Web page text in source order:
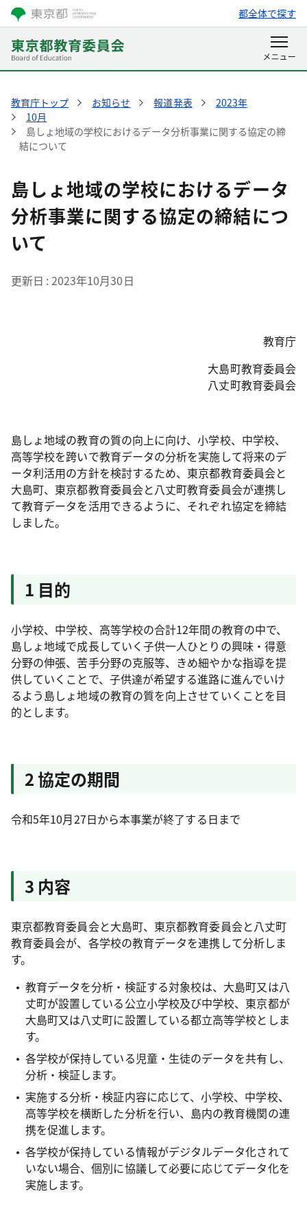
都全体で探す
教育庁トップ お知らせ 報道発表
2023年
10月
島しょ地域の学校におけるデータ分析事業に関する協定の締
結について
島しょ地域の学校におけるデータ
分析事業に関する協定の締結につ
いて
更新日 2023年10月30日
教育庁
大島町教育委員会
八丈町教育委員会
島しょ地域の教育の質の向上に向け、小学校、中学校、
高等学校を跨いで教育データの分析を実施して将来のデ
ータ利活用の方針を検討するため、東京都教育委員会と
大島町、東京都教育委員会と八丈町教育委員会が連携し
て教育データを活用できるように、それぞれ協定を締結
しました。
1 目的
小学校、中学校、高等学校の合計12年間の教育の中で、
島しょ地域で成長していく子供一人ひとりの興味・得意
分野の伸張、苦手分野の克服等、きめ細やかな指導を提
供していくことで、子供達が希望する進路に進んでいけ
るよう島しょ地域の教育の質を向上させていくことを目
的とします。
2 協定の期間
令和5年10月27日から本事業が終了する日まで
3 内容
東京都教育委員会と大島町、東京都教育委員会と八丈町
教育委員会が、各学校の教育データを連携して分析しま
す。
教育データを分析・検証する対象校は、大島町又は八
丈町が設置している公立小学校及び中学校、東京都が
大島町又は八丈町に設置している都立高等学校としま
す。
各学校が保持している児童・生徒のデータを共有し、
分析・検証します。
実施する分析・検証内容に応じて、小学校、中学校、
高等学校を横断した分析を行い、島内の教育機関の連
携を促進します。
各学校が保持している情報がデジタルデータ化されて
いない場合、個別に協議して必要に応じてデータ化を
実施します。